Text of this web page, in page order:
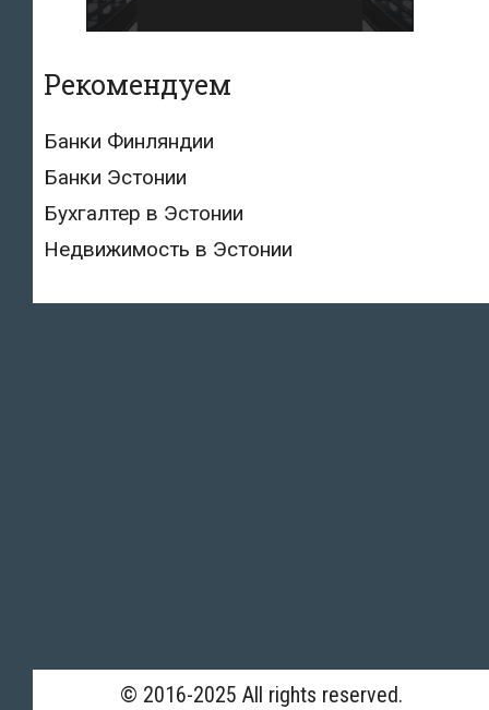
Рекомендуем
Банки Финляндии
Банки Эстонии
Бухгалтер в Эстонии
Недвижимость в Эстонии
© 2016-2025 All rights reserved.